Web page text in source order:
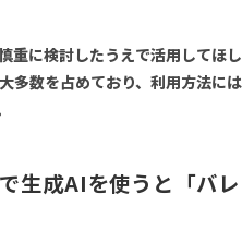
重に検討したうえで活用してほし
多数を占めており、利用方法には
生成AIを使うと「バレ